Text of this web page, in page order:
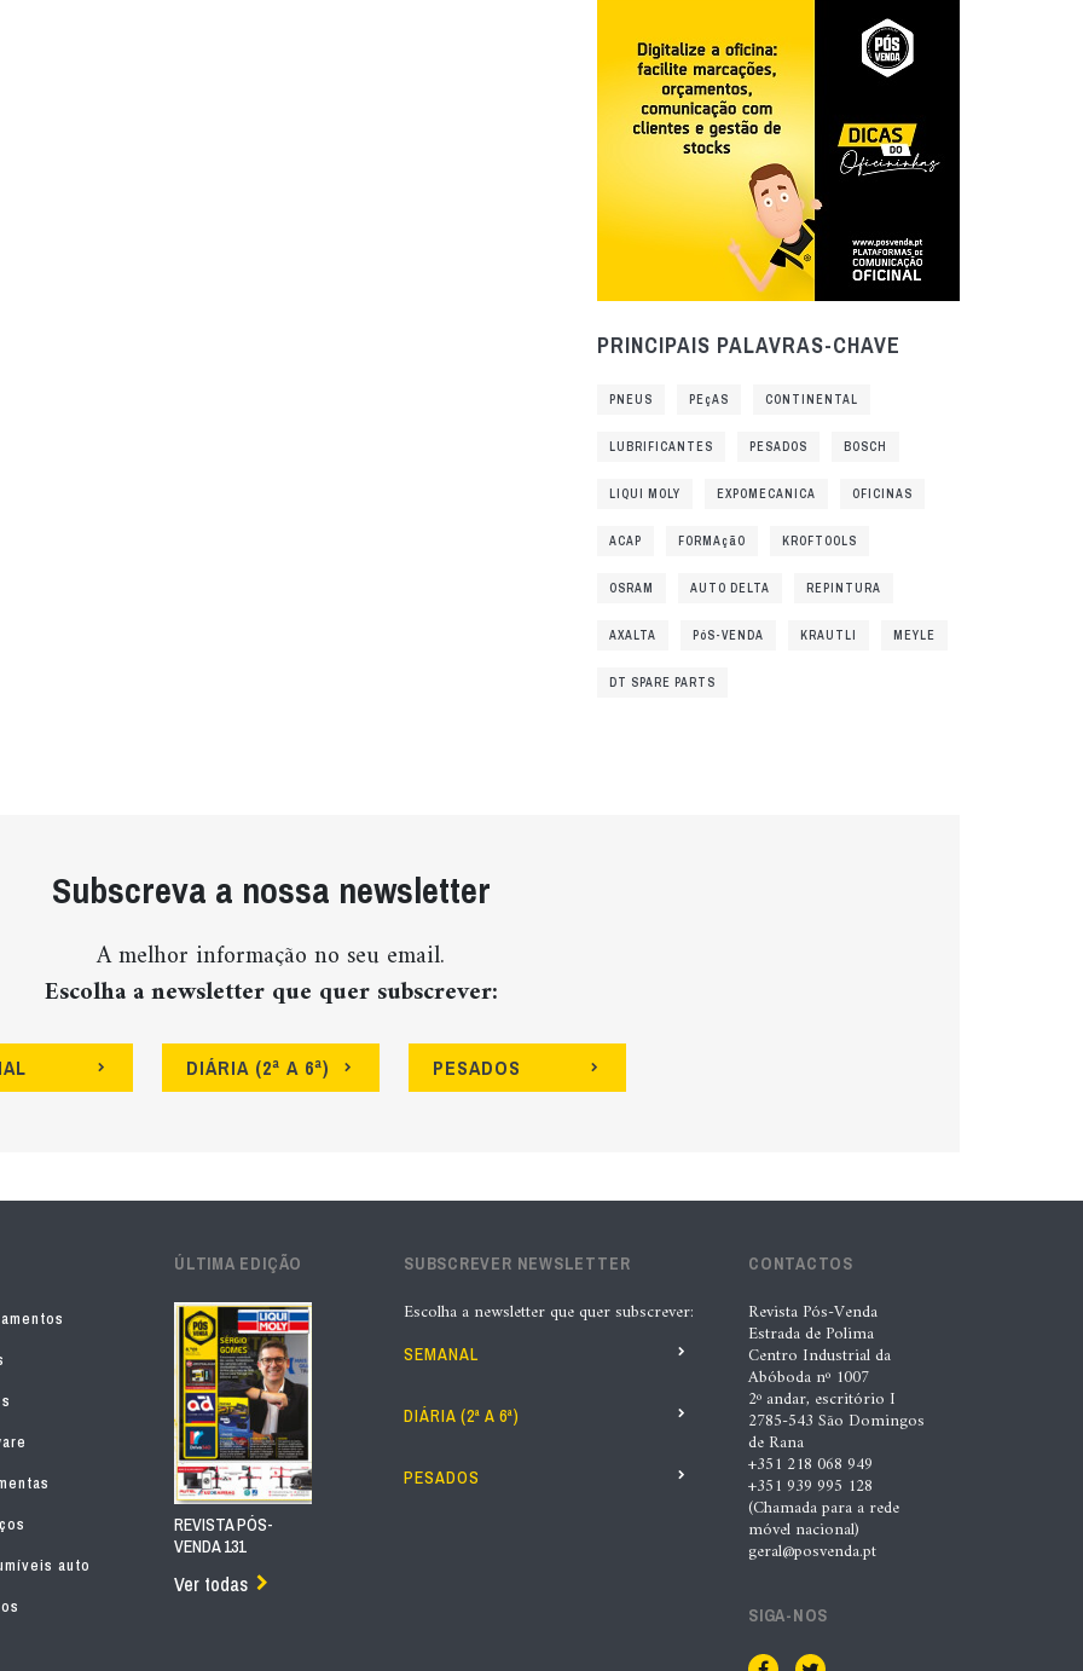
PRINCIPAIS PALAVRAS-CHAVE
PNEUS PEçAS CONTINENTAL
LUBRIFICANTES PESADOS BOSCH
LIQUI MOLY EXPOMECANICA OFICINAS
ACAP FORMAçãO KROFTOOLS
OSRAM AUTO DELTA REPINTURA
AXALTA PóS-VENDA KRAUTLI MEYLE
DT SPARE PARTS
Subscreva a nossa newsletter
A melhor informação no seu email.
Escolha a newsletter que quer subscrever:
DIÁRIA (2ª A 6ª) PESADOS
auto
ÚLTIMA EDIÇÃO
REVISTA PÓS-
VENDA 131
Ver todas
SUBSCREVER NEWSLETTER
Escolha a newsletter que quer subscrever:
SEMANAL
DIÁRIA (2ª A 6ª)
PESADOS
CONTACTOS
Revista Pós-Venda
Estrada de Polima
Centro Industrial da
Abóboda nº 1007
2º andar, escritório I
2785-543 São Domingos
de Rana
+351 218 068 949
+351 939 995 128
(Chamada para a rede
móvel nacional)
geral@posvenda.pt
SIGA-NOS